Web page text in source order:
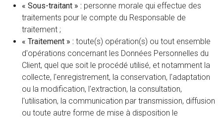
« Sous-traitant » : personne morale qui effectue des
traitements pour le compte du Responsable de
traitement ;
« Traitement » : toute(s) opération(s) ou tout ensemble
d'opérations concernant les Données Personnelles du
Client, quel que soit le procédé utilisé, et notamment la
collecte, l'enregistrement, la conservation, l'adaptation
ou la modification, l'extraction, la consultation,
l'utilisation, la communication par transmission, diffusion
ou toute autre forme de mise à disposition le